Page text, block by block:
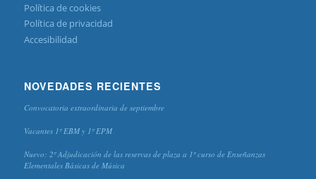
Política de cookies
Política de privacidad
Accesibilidad
NOVEDADES RECIENTES
Convocatoria extraordinaria de septiembre
Vacantes 1º EBM y 1º EPM
Nuevo: 2º Adjudicación de las reservas de plaza a 1º curso de Enseñanzas
Elementales Básicas de Música